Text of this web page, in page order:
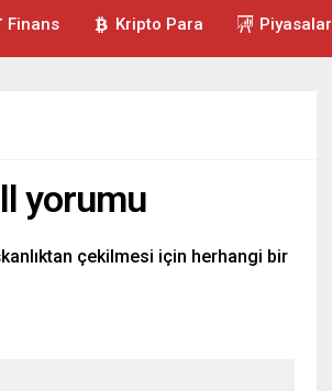
Finans Kripto Para Piyasalar
yorumu
çekilmesi için herhangi bir